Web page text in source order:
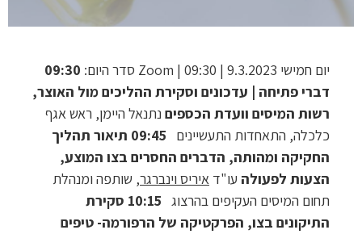
יום חמישי 9.3.2023 | 09:30 | Zoom סדר היום:
09:30
דברי פתיחה | עדכונים וסקירת ההליכים מול האוצר,
רשות המיסים וועדת הכספים נתנאל היימן, ראש אגף
כלכלה, התאחדות התעשיינים
09:45 תיאור תהליך
החקיקה ומהותה, הדברים החסרים בצו המוצע,
הצעות לפעולה עו"ד איריס וינברגר, שותפה ומנהלת
תחום המיסים העקיפים בהרצוג
10:15 סקירת
התיקונים בצו, הפרקטיקה של הרפורמה- טיפים